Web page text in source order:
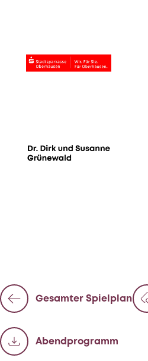
Gesamter Spielplan
Abend­programm